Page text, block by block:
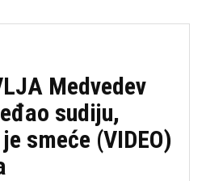
Medvedev
sudiju,
smeće (VIDEO)